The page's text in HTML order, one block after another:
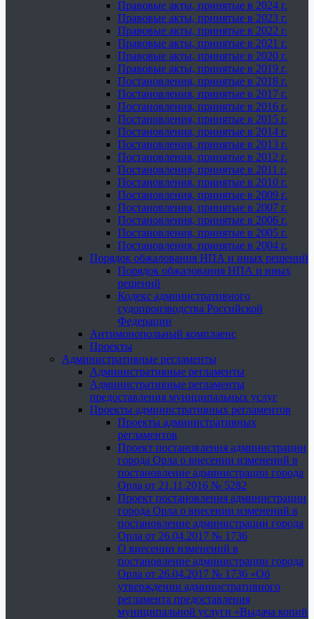
Правовые акты, принятые в 2024 г.
Правовые акты, принятые в 2023 г.
Правовые акты, принятые в 2022 г.
Правовые акты, принятые в 2021 г.
Правовые акты, принятые в 2020 г.
Правовые акты, принятые в 2019 г.
Постановления, принятые в 2018 г.
Постановления, принятые в 2017 г.
Постановления, принятые в 2016 г.
Постановления, принятые в 2015 г.
Постановления, принятые в 2014 г.
Постановления, принятые в 2013 г.
Постановления, принятые в 2012 г.
Постановления, принятые в 2011 г.
Постановления, принятые в 2010 г.
Постановления, принятые в 2009 г.
Постановления, принятые в 2007 г.
Постановления, принятые в 2006 г.
Постановления, принятые в 2005 г.
Постановления, принятые в 2004 г.
Порядок обжалования НПА и иных решений
Порядок обжалования НПА и иных
решений
Кодекс административного
судопроизводства Российской
Федерации
Антимонопольный комплаенс
Проекты
Административные регламенты
Административные регламенты
Административные регламенты
предоставления муниципальных услуг
Проекты административных регламентов
Проекты административных
регламентов
Проект постановления администрации
города Орла о внесении изменений в
постановление администрации города
Орла от 21.11.2016 № 5282
Проект постановления администрации
города Орла о внесении изменений в
постановление администрации города
Орла от 26.04.2017 № 1736
О внесении изменений в
постановление администрации города
Орла от 26.04.2017 № 1736 «Об
утверждении административного
регламента предоставления
муниципальной услуги «Выдача копий